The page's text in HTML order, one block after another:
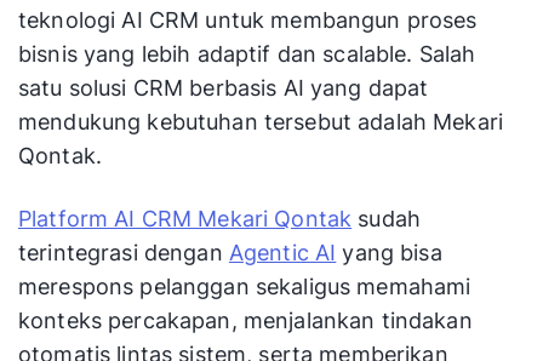
teknologi AI CRM untuk membangun proses
bisnis yang lebih adaptif dan scalable. Salah
satu solusi CRM berbasis AI yang dapat
mendukung kebutuhan tersebut adalah Mekari
Qontak.
Platform AI CRM Mekari Qontak sudah
terintegrasi dengan Agentic AI yang bisa
merespons pelanggan sekaligus memahami
konteks percakapan, menjalankan tindakan
otomatis lintas sistem, serta memberikan